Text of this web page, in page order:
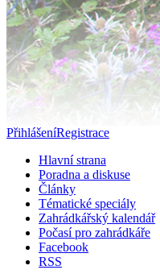
PřihlášeníRegistrace
Hlavní strana
Poradna a diskuse
Články
Tématické speciály
Zahrádkářský kalendář
Počasí pro zahrádkáře
Facebook
RSS